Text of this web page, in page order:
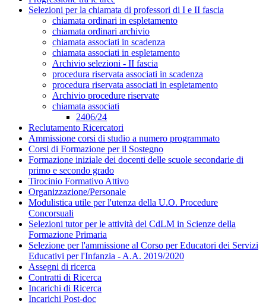
Selezioni per la chiamata di professori di I e II fascia
chiamata ordinari in espletamento
chiamata ordinari archivio
chiamata associati in scadenza
chiamata associati in espletamento
Archivio selezioni - II fascia
procedura riservata associati in scadenza
procedura riservata associati in espletamento
Archivio procedure riservate
chiamata associati
2406/24
Reclutamento Ricercatori
Ammissione corsi di studio a numero programmato
Corsi di Formazione per il Sostegno
Formazione iniziale dei docenti delle scuole secondarie di
primo e secondo grado
Tirocinio Formativo Attivo
Organizzazione/Personale
Modulistica utile per l'utenza della U.O. Procedure
Concorsuali
Selezioni tutor per le attività del CdLM in Scienze della
Formazione Primaria
Selezione per l'ammissione al Corso per Educatori dei Servizi
Educativi per l'Infanzia - A.A. 2019/2020
Assegni di ricerca
Contratti di Ricerca
Incarichi di Ricerca
Incarichi Post-doc